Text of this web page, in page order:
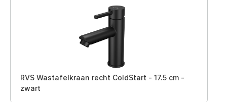
RVS Wastafelkraan recht ColdStart - 17.5 cm -
zwart